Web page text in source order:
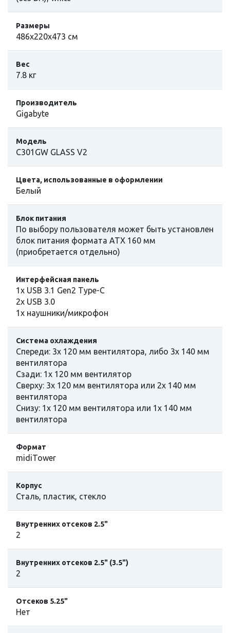
Размеры
486x220x473 см
Вес
7.8 кг
Производитель
Gigabyte
Модель
C301GW GLASS V2
Цвета, использованные в оформлении
Белый
Блок питания
По выбору пользователя может быть установлен
блок питания формата ATX 160 мм
(приобретается отдельно)
Интерфейсная панель
1x USB 3.1 Gen2 Type-C
2x USB 3.0
1x наушники/микрофон
Система охлаждения
Спереди: 3x 120 мм вентилятора, либо 3x 140 мм
вентилятора
Сзади: 1x 120 мм вентилятор
Сверху: 3x 120 мм вентилятора или 2x 140 мм
вентилятора
Снизу: 1x 120 мм вентилятора или 1x 140 мм
вентилятора
Формат
midiTower
Корпус
Сталь, пластик, стекло
Внутренних отсеков 2.5"
2
Внутренних отсеков 2.5" (3.5")
2
Отсеков 5.25"
Нет